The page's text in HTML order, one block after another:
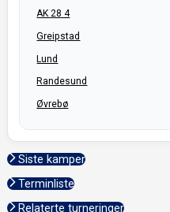
AK 28 4
Greipstad
Lund
Randesund
Øvrebø
Siste kamper
Terminliste
Relaterte turneringer